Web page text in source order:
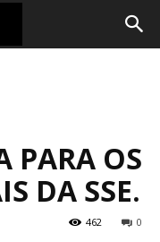
PARA OS
DA SSE.
0
462